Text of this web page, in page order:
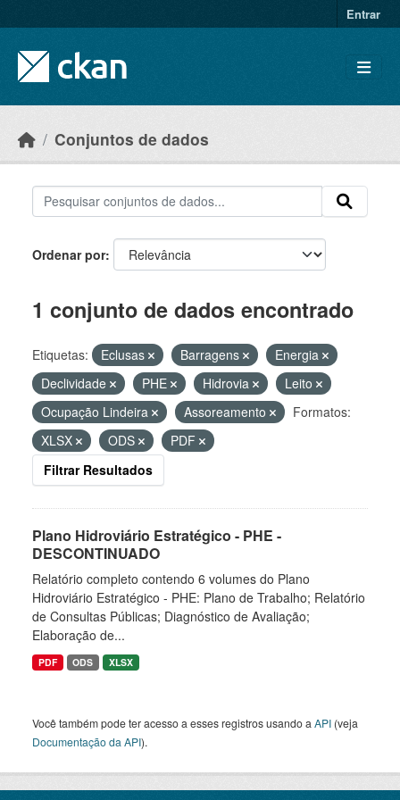
Entrar
Conjuntos de dados
Ordenar por
1 conjunto de dados encontrado
Etiquetas: Eclusas Barragens
Energia
Declividade
PHE Hidrovia
Leito
Ocupação Lindeira
Assoreamento
Formatos:
XLSX
ODS
PDF
Filtrar Resultados
Plano Hidroviário Estratégico - PHE -
DESCONTINUADO
Relatório completo contendo 6 volumes do Plano
Hidroviário Estratégico - PHE: Plano de Trabalho; Relatório
de Consultas Públicas; Diagnóstico de Avaliação;
Elaboração de...
PDF ODS XLSX
Você também pode ter acesso a esses registros usando a API (veja
Documentação da API).